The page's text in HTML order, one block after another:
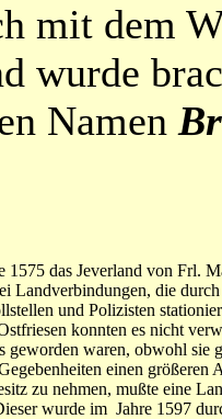
mit dem
wurde
Namen
das Jeverland von Frl.
Landverbindungen, die
und Polizisten
konnten es nicht
geworden waren, obwohl sie
einen größeren
zu nehmen, mußte eine
wurde im Jahre 1597